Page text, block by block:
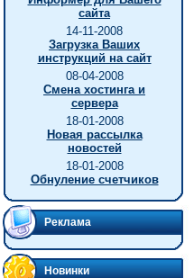
сайта
14-11-2008
Загрузка Ваших
инструкций на сайт
08-04-2008
Смена хостинга и
сервера
18-01-2008
Новая рассылка
новостей
18-01-2008
Обнуление счетчиков
Реклама
Новинки